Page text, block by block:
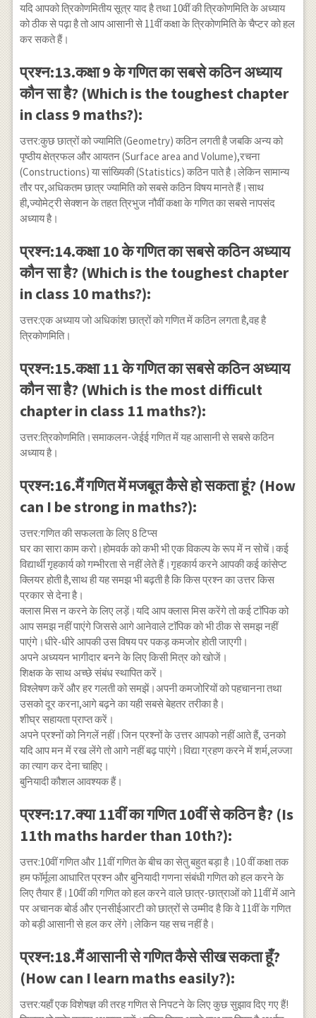
यदि आपको त्रिकोणमितीय सूत्र याद है तथा 10वीं की त्रिकोणमिति के अध्याय
को ठीक से पढ़ा है तो आप आसानी से 11वीं कक्षा के त्रिकोणमिति के चैप्टर को हल
कर सकते हैं।
प्रश्न:13.कक्षा 9 के गणित का सबसे कठिन अध्याय
कौन सा है? (Which is the toughest chapter
in class 9 maths?):
उत्तर:कुछ छात्रों को ज्यामिति (Geometry) कठिन लगती है जबकि अन्य को
पृष्ठीय क्षेत्रफल और आयतन (Surface area and Volume),रचना
(Constructions) या सांख्यिकी (Statistics) कठिन पाते है।लेकिन सामान्य
तौर पर,अधिकतम छात्र ज्यामिति को सबसे कठिन विषय मानते हैं।साथ
ही,ज्योमेट्री सेक्शन के तहत त्रिभुज नौवीं कक्षा के गणित का सबसे नापसंद
अध्याय है।
प्रश्न:14.कक्षा 10 के गणित का सबसे कठिन अध्याय
कौन सा है? (Which is the toughest chapter
in class 10 maths?):
उत्तर:एक अध्याय जो अधिकांश छात्रों को गणित में कठिन लगता है,वह है
त्रिकोणमिति।
प्रश्न:15.कक्षा 11 के गणित का सबसे कठिन अध्याय
कौन सा है? (Which is the most difficult
chapter in class 11 maths?):
उत्तर:त्रिकोणमिति।समाकलन-जेईई गणित में यह आसानी से सबसे कठिन
अध्याय है।
प्रश्न:16.मैं गणित में मजबूत कैसे हो सकता हूं? (How
can I be strong in maths?):
उत्तर:गणित की सफलता के लिए 8 टिप्स
घर का सारा काम करो।होमवर्क को कभी भी एक विकल्प के रूप में न सोचें।कई
विद्यार्थी गृहकार्य को गम्भीरता से नहीं लेते हैं।गृहकार्य करने आपकी कई कांसेप्ट
क्लियर होती है,साथ ही यह समझ भी बढ़ती है कि किस प्रश्न का उत्तर किस
प्रकार से देना है।
क्लास मिस न करने के लिए लड़ें।यदि आप क्लास मिस करेंगे तो कई टाॅपिक को
आप समझ नहीं पाएंगे जिससे आगे आनेवाले टाॅपिक को भी ठीक से समझ नहीं
पाएंगे।धीरे-धीरे आपकी उस विषय पर पकड़ कमजोर होती जाएगी।
अपने अध्ययन भागीदार बनने के लिए किसी मित्र को खोजें।
शिक्षक के साथ अच्छे संबंध स्थापित करें।
विश्लेषण करें और हर गलती को समझें।अपनी कमजोरियों को पहचानना तथा
उसको दूर करना,आगे बढ़ने का यही सबसे बेहतर तरीका है।
शीघ्र सहायता प्राप्त करें।
अपने प्रश्नों को निगलें नहीं।जिन प्रश्नों के उत्तर आपको नहीं आते हैं, उनको
यदि आप मन में रख लेंगे तो आगे नहीं बढ़ पाएंगे।विद्या ग्रहण करने में शर्म,लज्जा
का त्याग कर देना चाहिए।
बुनियादी कौशल आवश्यक हैं।
प्रश्न:17.क्या 11वीं का गणित 10वीं से कठिन है? (Is
11th maths harder than 10th?):
उत्तर:10वीं गणित और 11वीं गणित के बीच का सेतु बहुत बड़ा है।10 वीं कक्षा तक
हम फॉर्मूला आधारित प्रश्न और बुनियादी गणना संबंधी गणित को हल करने के
लिए तैयार हैं।10वीं की गणित को हल करने वाले छात्र-छात्राओं को 11वीं में आने
पर अचानक बोर्ड और एनसीईआरटी को छात्रों से उम्मीद है कि वे 11वीं के गणित
को बड़ी आसानी से हल कर लेंगे।लेकिन यह सच नहीं है।
प्रश्न:18.मैं आसानी से गणित कैसे सीख सकता हूँ?
(How can I learn maths easily?):
उत्तर:यहाँ एक विशेषज्ञ की तरह गणित से निपटने के लिए कुछ सुझाव दिए गए हैं!